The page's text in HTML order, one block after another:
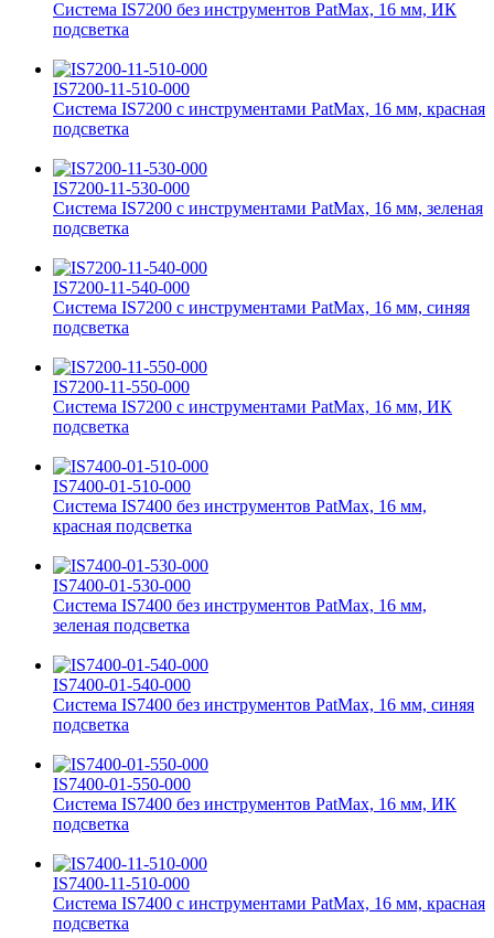
Система IS7200 без инструментов PatMax, 16 мм, ИК
подсветка
IS7200-11-510-000
Система IS7200 с инструментами PatMax, 16 мм, красная
подсветка
IS7200-11-530-000
Система IS7200 с инструментами PatMax, 16 мм, зеленая
подсветка
IS7200-11-540-000
Система IS7200 с инструментами PatMax, 16 мм, синяя
подсветка
IS7200-11-550-000
Система IS7200 с инструментами PatMax, 16 мм, ИК
подсветка
IS7400-01-510-000
Система IS7400 без инструментов PatMax, 16 мм,
красная подсветка
IS7400-01-530-000
Система IS7400 без инструментов PatMax, 16 мм,
зеленая подсветка
IS7400-01-540-000
Система IS7400 без инструментов PatMax, 16 мм, синяя
подсветка
IS7400-01-550-000
Система IS7400 без инструментов PatMax, 16 мм, ИК
подсветка
IS7400-11-510-000
Система IS7400 с инструментами PatMax, 16 мм, красная
подсветка